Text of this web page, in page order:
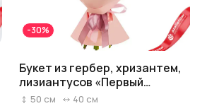
-30%
Букет из гербер, хризантем,
лизиантусов «Первый
поцелуй»
50 см 40 см